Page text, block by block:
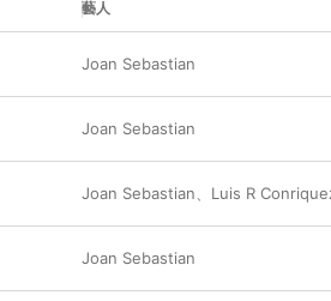
藝人
Joan Sebastian
Joan Sebastian
Joan Sebastian Luis R
Joan Sebastian